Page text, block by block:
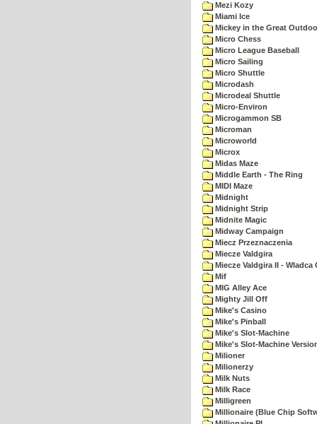
Mezi Kozy
Miami Ice
Mickey in the Great
Micro Chess
Micro League Baseball
Micro Sailing
Micro Shuttle
Microdash
Microdeal Shuttle
Micro-Environ
Microgammon SB
Microman
Microworld
Microx
Midas Maze
Middle Earth - The Ring
MIDI Maze
Midnight
Midnight Strip
Midnite Magic
Midway Campaign
Miecz Przeznaczenia
Miecze Valdgira
Miecze Valdgira II - Wladca
Mif
MIG Alley Ace
Mighty Jill Off
Mike's Casino
Mike's Pinball
Mike's Slot-Machine
Mike's Slot-Machine
Milioner
Milionerzy
Milk Nuts
Milk Race
Milligreen
Millionaire (Blue Chip